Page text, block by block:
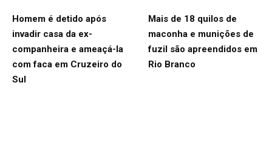
Homem é detido após
invadir casa da ex-
companheira e ameaçá-la
com faca em Cruzeiro do
Sul
Mais de 18 quilos de
maconha e munições de
fuzil são apreendidos em
Rio Branco